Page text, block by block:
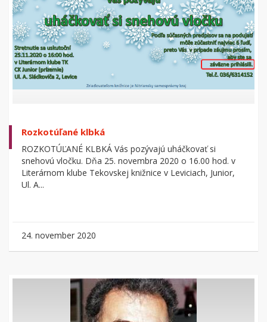
Rozkotúľané klbká
ROZKOTÚĽANÉ KLBKÁ Vás pozývajú uháčkovať si
snehovú vločku. Dňa 25. novembra 2020 o 16.00 hod. v
Literárnom klube Tekovskej knižnice v Leviciach, Junior,
Ul. A...
24. november 2020